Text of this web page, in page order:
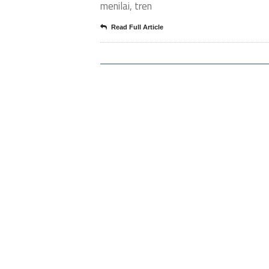
menilai, tren
Read Full Article